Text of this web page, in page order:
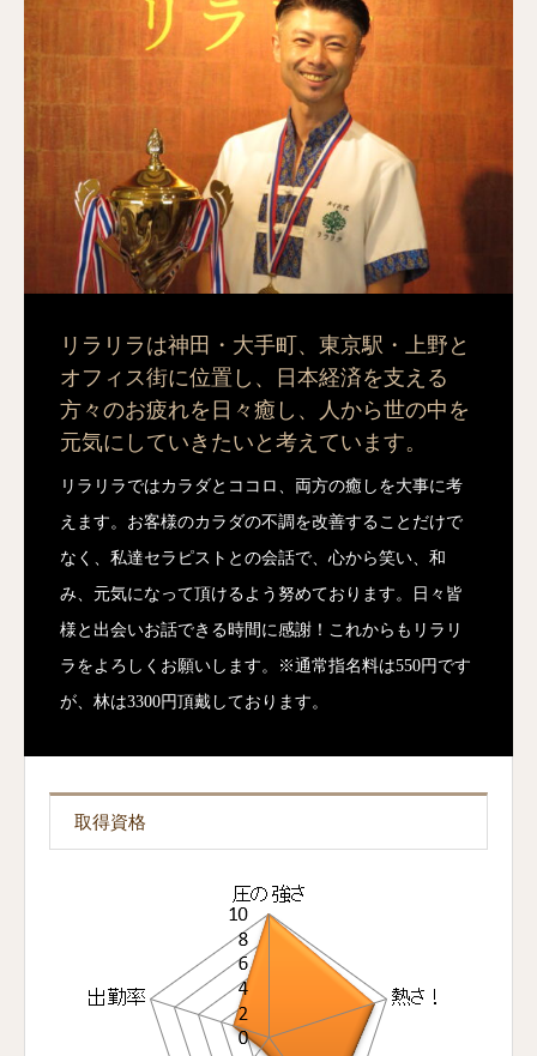
リラリラは神田・大手町、東京駅・上野と
オフィス街に位置し、日本経済を支える
方々のお疲れを日々癒し、人から世の中を
元気にしていきたいと考えています。
リラリラではカラダとココロ、両方の癒しを大事に考
えます。お客様のカラダの不調を改善することだけで
なく、私達セラピストとの会話で、心から笑い、和
み、元気になって頂けるよう努めております。日々皆
様と出会いお話できる時間に感謝！これからもリラリ
ラをよろしくお願いします。※通常指名料は550円です
が、林は3300円頂戴しております。
取得資格